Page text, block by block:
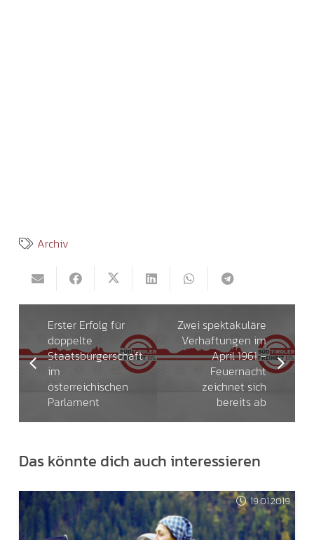
Archiv
Erster Erfolg für
doppelte
Staatsbürgerschaft
im
österreichischen
Parlament
Zwei spektakuläre
Verhaftungen im
April 1961 –
Feuernacht
zeichnet sich
bereits ab
Das könnte dich auch interessieren
19.01.2019